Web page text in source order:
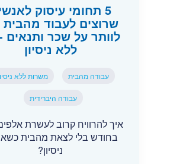
5 תחומי עיסוק
שרוצים לעבוד מהבית
לוותר על שכר ותנאים
ללא ניסיון
עבודה מהבית משרות ללא
עבודה היברידית
איך להרוויח קרוב לעשרת
בחודש בלי לצאת מהבית
ניסיון?